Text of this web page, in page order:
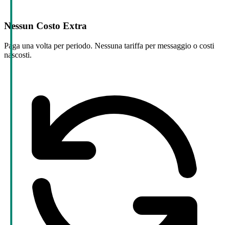
Nessun Costo Extra
Paga una volta per periodo. Nessuna tariffa per messaggio o costi
nascosti.